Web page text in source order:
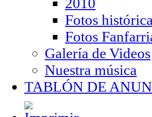
Fotos
Fotos
Galería de Videos
Nuestra música
TABLÓN DE